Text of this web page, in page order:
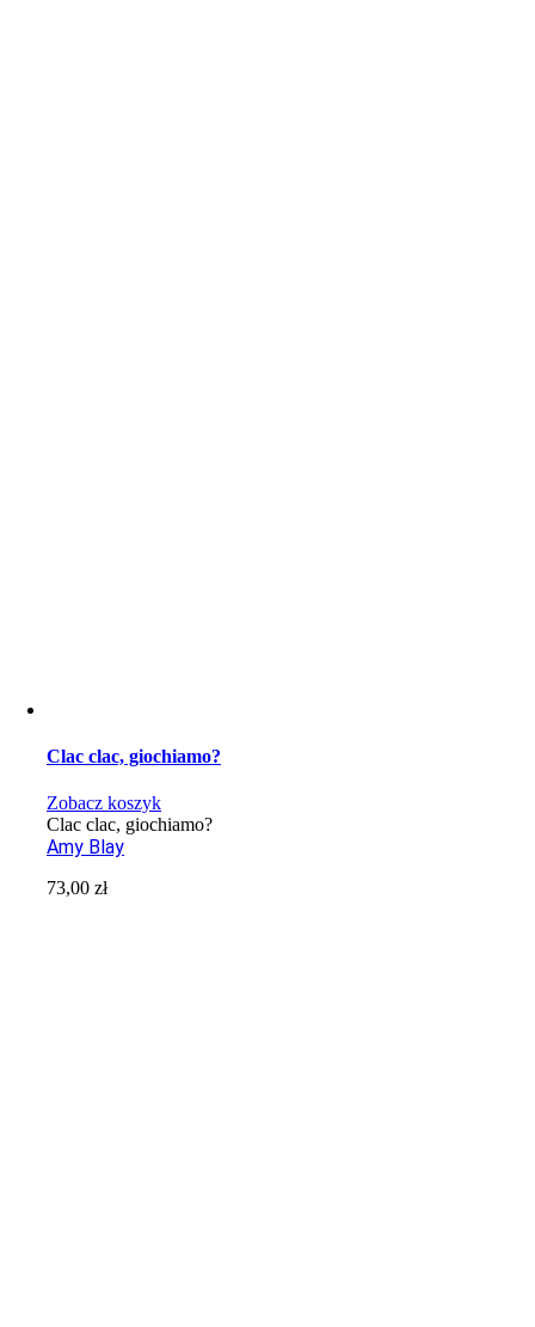
Clac clac, giochiamo?
Zobacz koszyk
Clac clac, giochiamo?
Amy Blay
73,00zł